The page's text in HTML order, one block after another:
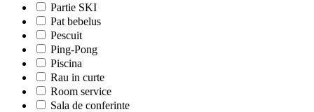
Partie SKI
Pat bebelus
Pescuit
Ping-Pong
Piscina
Rau in curte
Room service
Sala de conferinte